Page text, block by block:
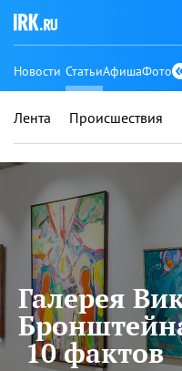
Новости СтатьиАфишаФото
Лента Происшествия
Галерея
10 фактов